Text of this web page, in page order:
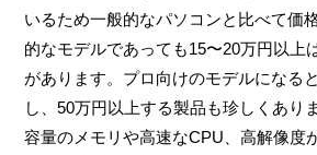
いるため一般的なパソコンと比べて価
的なモデルであっても15〜20万円以上
があります。プロ向けのモデルになる
し、50万円以上する製品も珍しくあり
容量のメモリや高速なCPU、高解像度